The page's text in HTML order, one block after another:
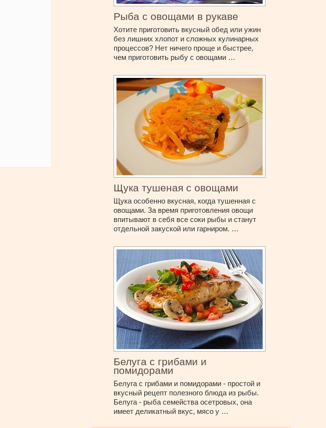
Рыба с овощами в рукаве
Хотите приготовить вкусный обед или ужин
без лишних хлопот и сложных кулинарных
процессов? Нет ничего проще и быстрее,
чем приготовить рыбу с овощами …
Щука тушеная с овощами
Щука особенно вкусная, когда тушенная с
овощами. За время приготовления овощи
впитывают в себя все соки рыбы и станут
отдельной закуской или гарниром. …
Белуга с грибами и
помидорами
Белуга с грибами и помидорами - простой и
вкусный рецепт полезного блюда из рыбы.
Белуга - рыба семейства осетровых, она
имеет деликатный вкус, мясо у …